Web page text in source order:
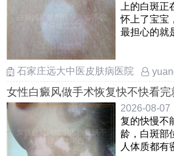
上的白斑
怀上了宝宝
最担心的就
石家庄远大中医皮肤病医院
女性白癜风做手术恢复快不快看完
2026-08-07
复的快慢不
龄，白斑部
人体质都有